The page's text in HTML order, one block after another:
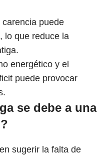
carencia puede
lo que reduce la
energético y el
puede provocar
se debe a una
sugerir la falta de